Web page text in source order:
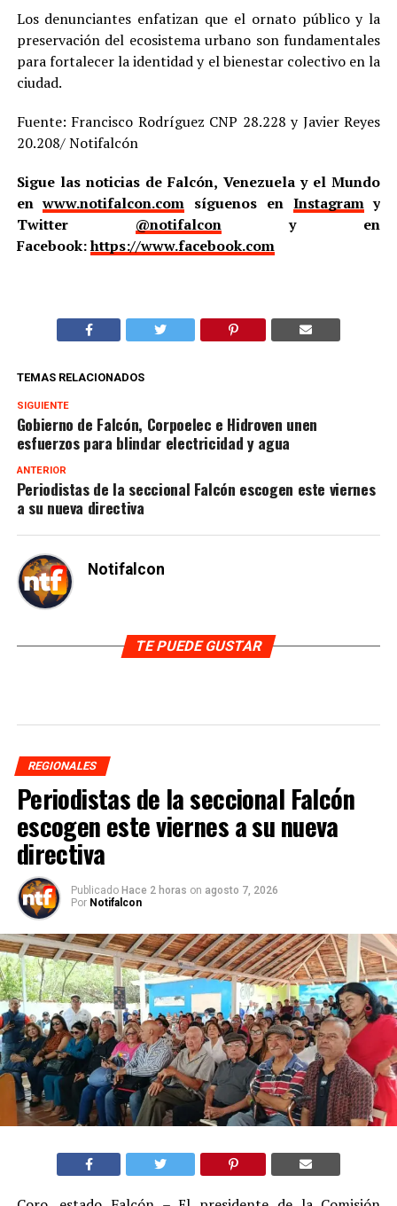
Los denunciantes enfatizan que el ornato público y la
preservación del ecosistema urbano son fundamentales
para fortalecer la identidad y el bienestar colectivo en la
ciudad.
Fuente: Francisco Rodríguez CNP 28.228 y Javier Reyes
20.208/ Notifalcón
Sigue las noticias de Falcón, Venezuela y el Mundo
enwww.notifalcon.com síguenos en Instagramy
Twitter @notifalcony en
Facebook:https://www.facebook.com
TEMAS RELACIONADOS
SIGUIENTE
Gobierno de Falcón, Corpoelec e Hidroven unen
esfuerzos para blindar electricidad y agua
ANTERIOR
Periodistas de la seccional Falcón escogen este viernes
a su nueva directiva
Notifalcon
TE PUEDE GUSTAR
REGIONALES
Periodistas de la seccional Falcón
escogen este viernes a su nueva
directiva
Publicado Hace 2 horas on agosto 7, 2026
Por Notifalcon